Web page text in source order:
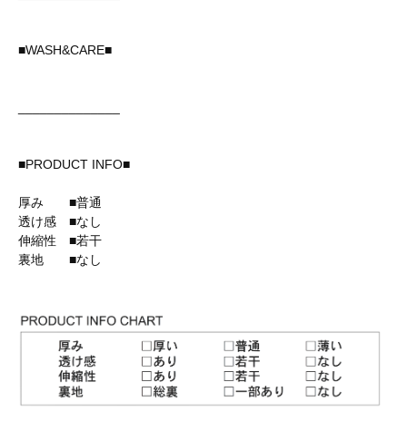
■WASH&CARE■
■PRODUCT INFO■
厚み ■普通
透け感 ■なし
伸縮性 ■若干
裏地 ■なし